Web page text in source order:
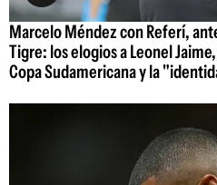
Marcelo Méndez con Referí,
Tigre: los elogios a Leonel
Copa Sudamericana y la